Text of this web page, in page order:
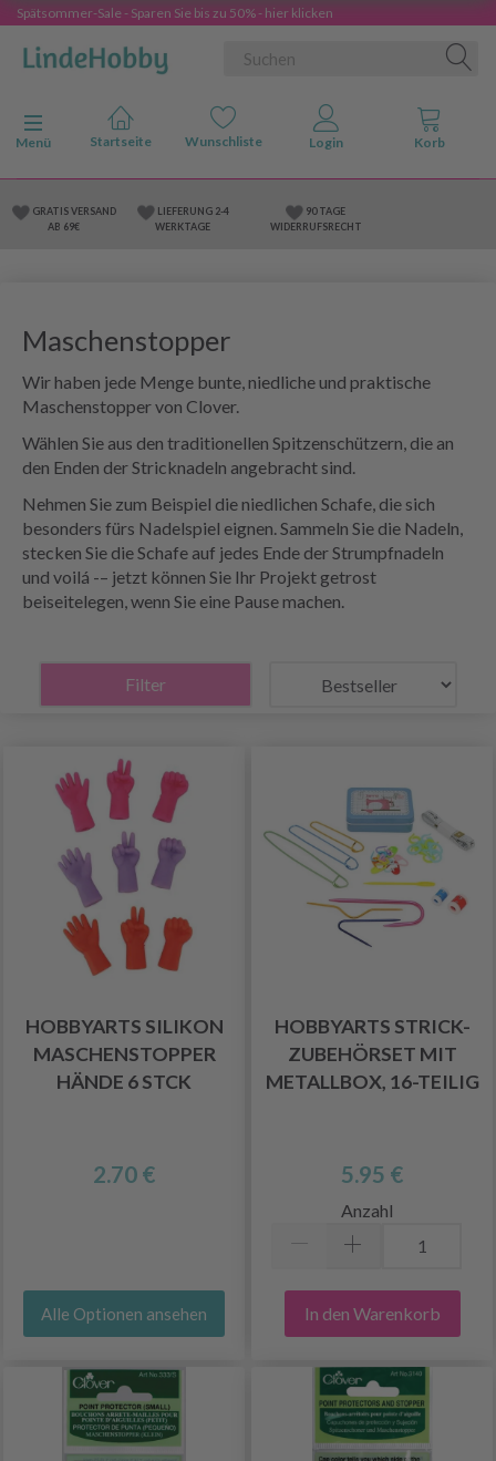
Spätsommer-Sale - Sparen Sie bis zu 50% - hier klicken
Anzeige ändern
Menü
GRATIS VERSAND
AB 69€
LIEFERUNG 2-4
WERKTAGE
90 TAGE
WIDERRUFSRECHT
Maschenstopper
Wir haben jede Menge bunte, niedliche und praktische
Maschenstopper von Clover.
Wählen Sie aus den traditionellen Spitzenschützern, die an
den Enden der Stricknadeln angebracht sind.
Nehmen Sie zum Beispiel die niedlichen Schafe, die sich
besonders fürs Nadelspiel eignen. Sammeln Sie die Nadeln,
stecken Sie die Schafe auf jedes Ende der Strumpfnadeln
und voilá -– jetzt können Sie Ihr Projekt getrost
beiseitelegen, wenn Sie eine Pause machen.
Filter
HOBBYARTS SILIKON
MASCHENSTOPPER
HÄNDE 6 STCK
2.70 €
Alle Optionen ansehen
HOBBYARTS STRICK-
ZUBEHÖRSET MIT
METALLBOX, 16-TEILIG
5.95 €
Anzahl
In den Warenkorb